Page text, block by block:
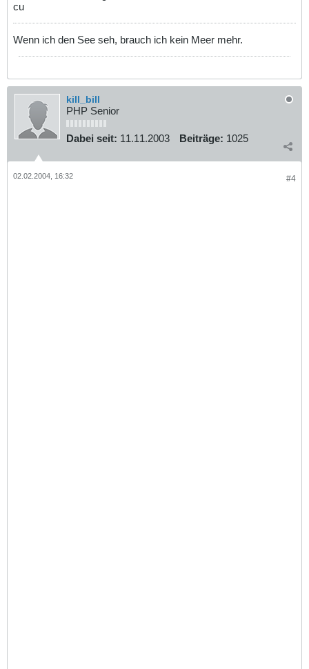
cu
Wenn ich den See seh, brauch ich kein Meer mehr.
kill_bill
PHP Senior
Dabei seit: 11.11.2003 Beiträge: 1025
#4
02.02.2004, 16:32